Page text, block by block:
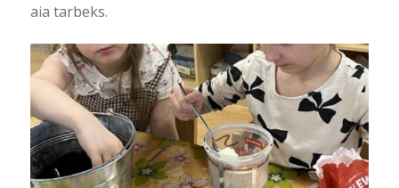
aia tarbeks.